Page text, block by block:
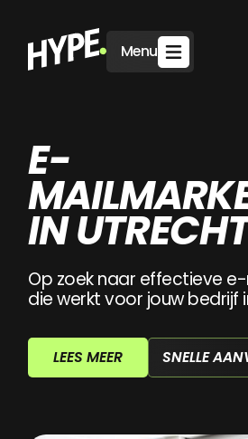
Menu
E-
IN
Op zoek naar effectieve
die werkt voor jouw bedrijf
LEES MEER SNELLE